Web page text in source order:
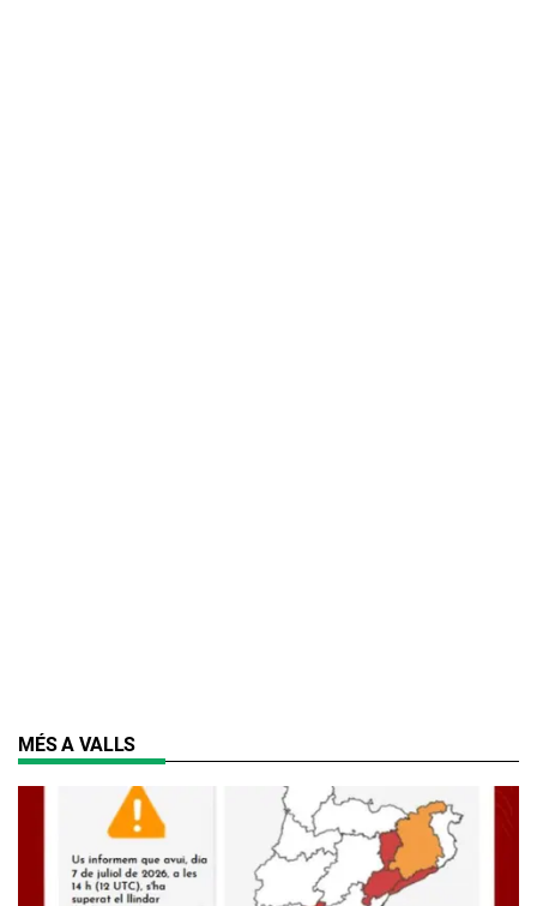
MÉS A VALLS